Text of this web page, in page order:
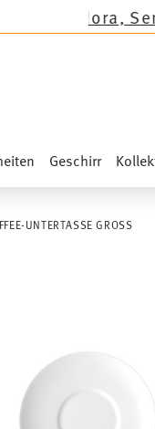
Sensai & Kids!
Geschirr
UNTERTASSE GROSS